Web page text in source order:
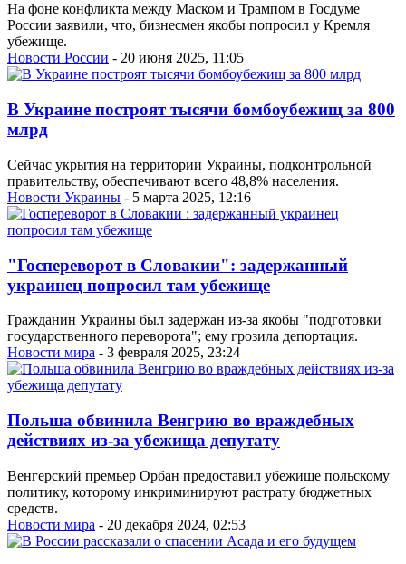
На фоне конфликта между Маском и Трампом в Госдуме
России заявили, что, бизнесмен якобы попросил у Кремля
убежище.
Новости России - 20 июня 2025, 11:05
В Украине построят тысячи бомбоубежищ за 800
млрд
Сейчас укрытия на территории Украины, подконтрольной
правительству, обеспечивают всего 48,8% населения.
Новости Украины - 5 марта 2025, 12:16
"Госпереворот в Словакии": задержанный
украинец попросил там убежище
Гражданин Украины был задержан из-за якобы "подготовки
государственного переворота"; ему грозила депортация.
Новости мира - 3 февраля 2025, 23:24
Польша обвинила Венгрию во враждебных
действиях из-за убежища депутату
Венгерский премьер Орбан предоставил убежище польскому
политику, которому инкриминируют растрату бюджетных
средств.
Новости мира - 20 декабря 2024, 02:53